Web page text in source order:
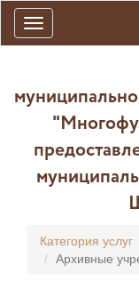
Toggle
navigation
Категория услуг
Архивные